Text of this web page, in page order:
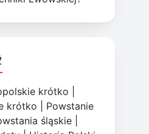
krótko
krótko
Powstanie
śląskie